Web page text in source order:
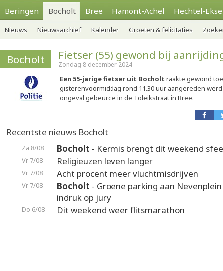
Beringen Bocholt Bree Hamont-Achel Hechtel-
Nieuws Nieuwsarchief Kalender Groeten & felicitaties
Bocholt Fietser (55) gewond bij
Zondag 8 december 2024
Een 55-jarige fietser uit Bocholt raakte gewond
gisterenvoormiddag rond 11.30 uur aangereden
ongeval gebeurde in de Toleikstraat in Bree.
Recentste nieuws Bocholt
Za 8/08 Bocholt - Kermis brengt dit weekend
Vr 7/08 Religieuzen leven langer
Vr 7/08 Acht procent meer vluchtmisdrijven
Vr 7/08 Bocholt - Groene parking aan
indruk op jury
Do 6/08 Dit weekend weer flitsmarathon